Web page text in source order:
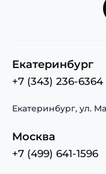
Екатеринбург
+7 (343) 236-6364
Екатеринбург, ул.
Москва
+7 (499) 641-1596